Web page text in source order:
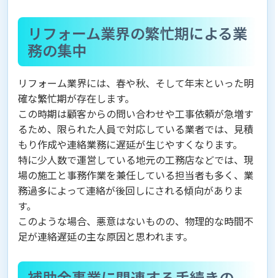
リフォーム業界の繁忙期による業
務の集中
リフォーム業界には、春や秋、そして年末といった明
確な繁忙期が存在します。
この時期は顧客からの問い合わせや工事依頼が急増す
るため、限られた人員で対応している業者では、見積
もり作成や連絡業務に遅延が生じやすくなります。
特に少人数で運営している地元の工務店などでは、現
場の施工と事務作業を兼任している担当者も多く、業
務過多によって連絡が後回しにされる傾向がありま
す。
このような場合、悪意はないものの、物理的な時間不
足が連絡遅延の主な原因と思われます。